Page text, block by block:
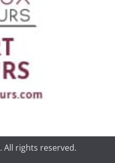
. All rights reserved.